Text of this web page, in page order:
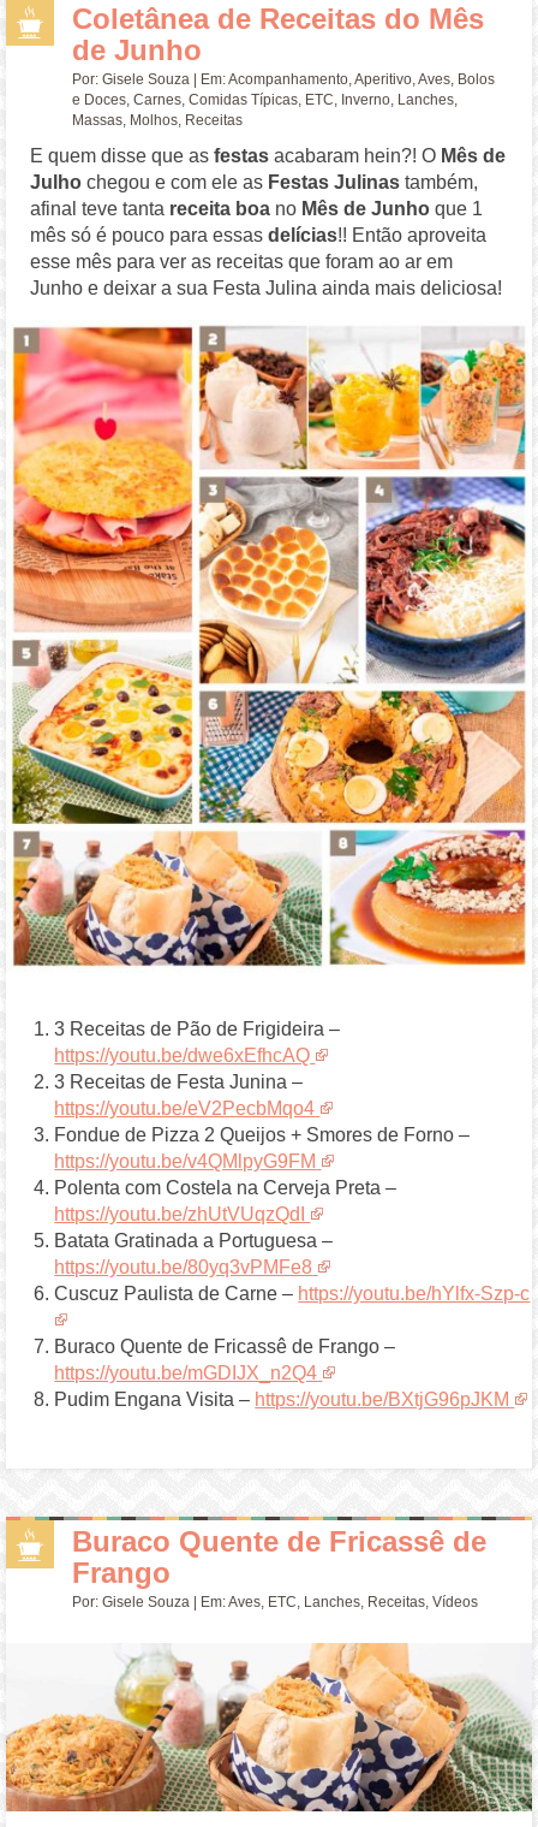
Coletânea de Receitas do Mês
de Junho
Por:Gisele Souza | Em:Acompanhamento ,Aperitivo ,Aves Bolos
e Doces ,Carnes ,Comidas Típicas ETC Inverno Lanches
Massas Molhos Receitas
E quem disse que as festas acabaram hein?! O Mês de
Julho chegou e com ele as Festas Julinastambém,
afinal teve tanta receita boa no Mês de Junho que 1
mês só é pouco para essasdelícias!! Então aproveita
esse mês para ver as receitas que foram ao ar em
Junho e deixar a sua Festa Julina ainda mais deliciosa!
3 Receitas de Pão de Frigideira –
https://youtu.be/dwe6xEfhcAQ
3 Receitas de Festa Junina –
https://youtu.be/eV2PecbMqo4
Fondue de Pizza 2 Queijos + Smores de Forno –
https://youtu.be/v4QMlpyG9FM
Polenta com Costela na Cerveja Preta –
https://youtu.be/zhUtVUqzQdI
Batata Gratinada a Portuguesa –
https://youtu.be/80yq3vPMFe8
Cuscuz Paulista de Carne – https://youtu.be/hYlfx-Szp-c
Buraco Quente de Fricassê de Frango –
https://youtu.be/mGDIJX_n2Q4
Pudim Engana Visita – https://youtu.be/BXtjG96pJKM
Buraco Quente de Fricassê de
Frango
Por:Gisele Souza | Em:Aves ETC Lanches Receitas ,Vídeos